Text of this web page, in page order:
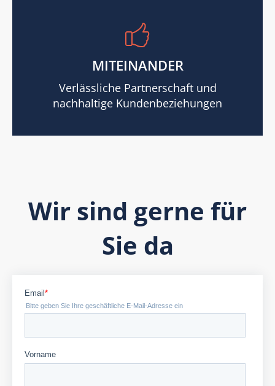
MITEINANDER
Verlässliche Partnerschaft und
nachhaltige Kundenbeziehungen
Wir sind gerne für
Sie da